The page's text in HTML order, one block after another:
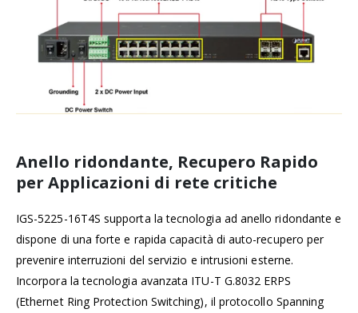
Anello ridondante, Recupero Rapido
per Applicazioni di rete critiche
IGS-5225-16T4S supporta la tecnologia ad anello ridondante e
dispone di una forte e rapida capacità di auto-recupero per
prevenire interruzioni del servizio e intrusioni esterne.
Incorpora la tecnologia avanzata ITU-T G.8032 ERPS
(Ethernet Ring Protection Switching), il protocollo Spanning